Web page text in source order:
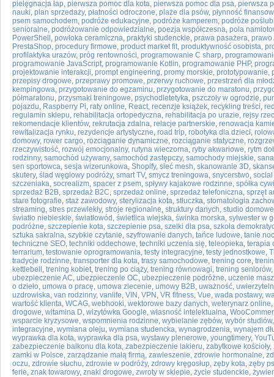
pielęgnacja łap, pierwsza pomoc dla kota, pierwsza pomoc dla psa, pierwsza
nauki, plan sprzedaży, płatności odroczone, plaże dla psów, płynność
psem samochodem, podróże edukacyjne, podróże kamperem, podróże
senioralne, podróżowanie odpowiedzialne, poezja współczesna, pola
PowerShell , powłoka ceramiczna, praktyki studenckie, prawa pasażera, prawo
PrestaShop, procedury firmowe, product market fit, produktywność osobista,
profilaktyka urazów, próg rentowności, programowanie C sharp,
programowanie JavaScript, programowanie Kotlin, programowanie PHP,
projektowanie interakcji, prompt engineering, promy morskie, prototypowanie,
przepisy drogowe, przeprawy promowe, przerwy ruchowe, przestrzeń dla
kempingowa, przygotowanie do egzaminu, przygotowanie do maratonu,
półmaratonu, przysmaki treningowe, psychodietetyka, pszczoły w ogrodzie,
pojazdu, Raspberry Pi, raty online, React, recenzje książek, recykling treści,
regulamin sklepu, rehabilitacja ortopedyczna, rehabilitacja po urazie, rejsy
rekomendacje klientów, rekrutacja zdalna, relacje partnerskie, renowacja
rewitalizacja rynku, rezydencje artystyczne, road trip, robotyka dla dzieci,
domowy, rower cargo, rozciąganie dynamiczne, rozciąganie statyczne,
rzeczywistość, rozwój emocjonalny, rutyna wieczorna, ryby akwariowe, rytm
rodzinny, samochód używany, samochód zastępczy, samochody miejskie,
sen sportowca, sesja wizerunkowa, Shopify, sieć mesh, skanowanie 3D,
skutery, ślad węglowy podróży, smart TV, smycz treningowa, snycerstwo,
szczeniaka, socrealizm, spacer z psem, spływy kajakowe rodzinne, spółka
sprzedaż B2B, sprzedaż B2C, sprzedaż online, sprzedaż telefoniczna, sprzęt
stare fotografie, staż zawodowy, sterylizacja kota, stłuczka, stomatologia
streaming, stres przewlekły, stroje regionalne, struktury danych, studio domowe
światło niebieskie, światłowód , świetlica wiejska, świnka morska, sylwester w
podróżne, szczepienie kota, szczepienie psa, szelki dla psa, szkoła
sztuka sakralna, szybkie czytanie, szyfrowanie danych, tańce ludowe, tanie
techniczne SEO, techniki oddechowe, techniki uczenia się, teleopieka, terapia
terrarium, testowanie oprogramowania, testy integracyjne, testy jednostkowe,
tradycje rodzinne, transporter dla kota, trasy samochodowe, trening core,
kettlebell , trening kobiet, trening po ciąży, trening równowagi, trening seniorów,
ubezpieczenie AC, ubezpieczenie OC, ubezpieczenie podróżne, uczenie
o dzieło, umowa o pracę, umowa zlecenie, umowy B2B, uważność,
uzdrowiska, van rodzinny, vanlife, VIN , VPN , VR fitness, Vue, wada postawy,
wartość klienta, WCAG, webhooki, wektorowe bazy danych, weterynarz online,
drogowe, witamina D, wizytówka Google, własność intelektualna,
wsparcie kryzysowe, wspomnienia rodzinne, wybielanie zębów, wybór studiów
integracyjne, wymiana oleju, wymiana studencka, wynagrodzenia, wynajem
wyprawka dla kota, wyprawka dla psa, wystawy plenerowe, youngtimery,
zabezpieczenie balkonu dla kota, zabezpieczenie lakieru, zabytkowe kościoły,
zamki w Polsce, zarządzanie małą firmą, zawieszenie, zdrowie hormonalne,
oczu, zdrowie słuchu, zdrowie w podróży, zdrowy kręgosłup, zęby kota, zęby
ferie, znak towarowy, znaki drogowe, zwroty w sklepie, życie studenckie,